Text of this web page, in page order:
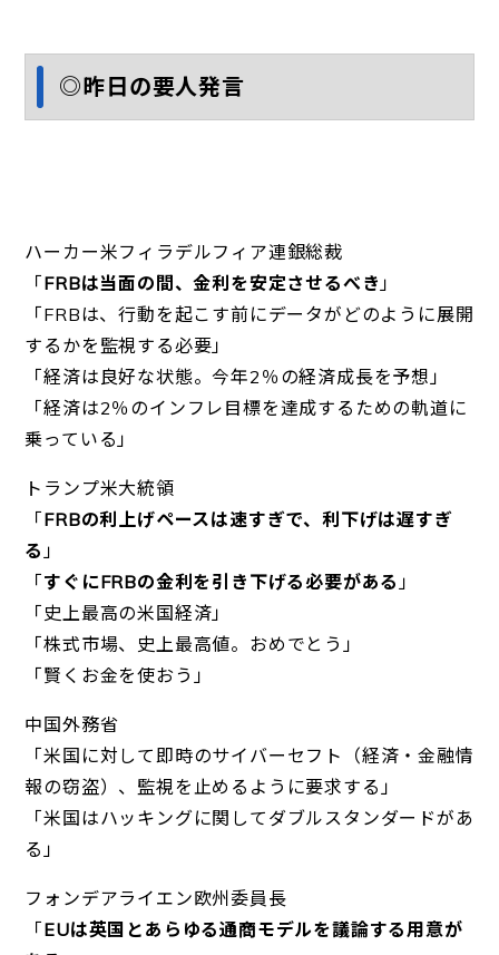
◎昨日の要人発言
ハーカー米フィラデルフィア連銀総裁
「FRBは当面の間、金利を安定させるべき 」
「FRBは、行動を起こす前にデータがどのように展開
するかを監視する必要」
「経済は良好な状態。今年2％の経済成長を予想」
「経済は2％のインフレ目標を達成するための軌道に
乗っている」
トランプ米大統領
「FRBの利上げペースは速すぎで、利下げは遅すぎ
る 」
「すぐにFRBの金利を引き下げる必要がある 」
「史上最高の米国経済」
「株式市場、史上最高値。おめでとう」
「賢くお金を使おう」
中国外務省
「米国に対して即時のサイバーセフト（経済・金融情
報の窃盗）、 監視を止めるように要求する」
「米国はハッキングに関してダブルスタンダードがあ
る」
フォンデアライエン欧州委員長
「EUは英国とあらゆる通商モデルを議論する用意が